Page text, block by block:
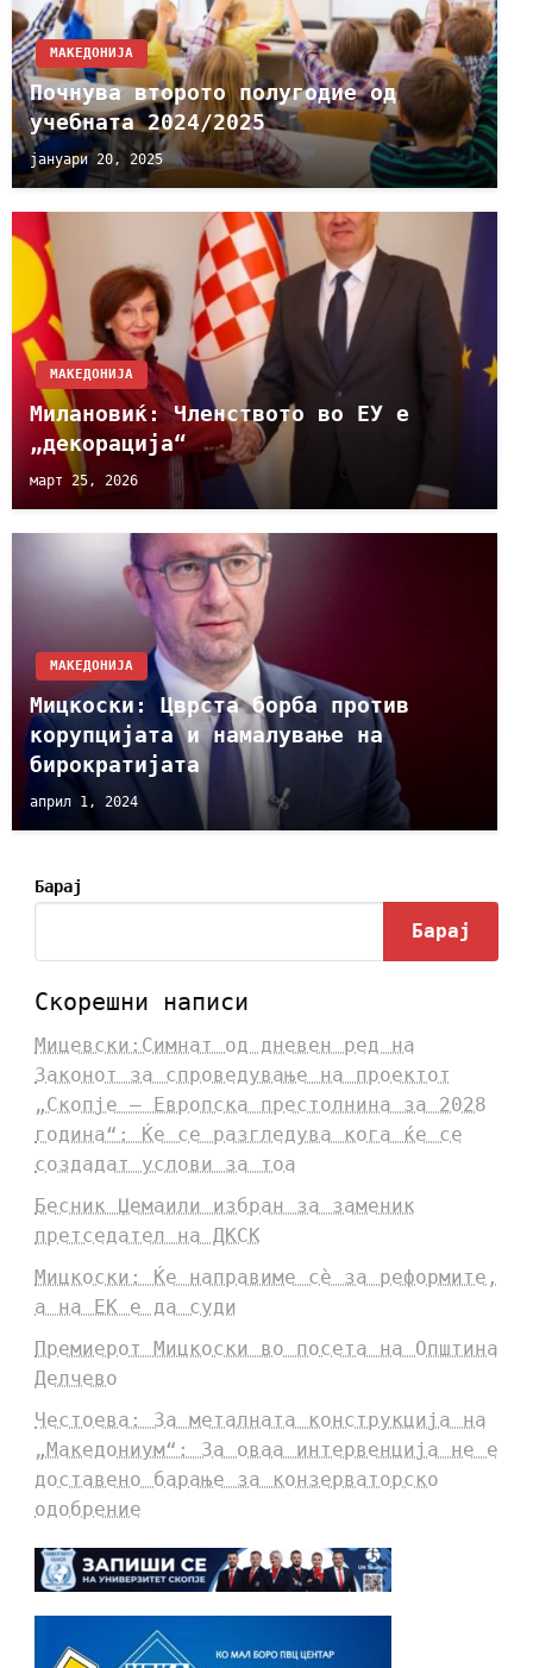
МАКЕДОНИЈА
Почнува второто полугодие од
учебната 2024/2025
јануари 20, 2025
МАКЕДОНИЈА
Милановиќ: Членството во ЕУ е
„декорација“
март 25, 2026
МАКЕДОНИЈА
Мицкоски: Цврста борба против
корупцијата и намалување на
бирократијата
април 1, 2024
Барај
Барај
Скорешни написи
Мицевски:Симнат од дневен ред на
Законот за спроведување на проектот
„Скопје – Европска престолнина за 2028
година“: Ќе се разгледува кога ќе се
создадат услови за тоа
Бесник Џемаили избран за заменик
претседател на ДКСК
Мицкоски: Ќе направиме сè за реформите,
а на ЕК е да суди
Премиерот Мицкоски во посета на Општина
Делчево
Честоева: За металната конструкција на
„Македониум“: За оваа интервенција не е
доставено барање за конзерваторско
одобрение